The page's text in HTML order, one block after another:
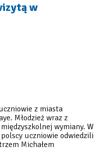
w
z miasta
Młodzież wraz z
wymiany. W
uczniowie odwiedzili
Michałem